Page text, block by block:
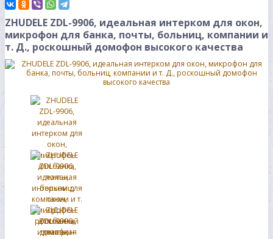
ZHUDELE ZDL-9906, идеальная интерком для окон,
микрофон для банка, почты, больниц, компании и
т. Д., роскошный домофон высокого качества